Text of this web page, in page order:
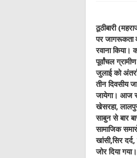
ठूठीबारी
पर जागरूकता
रवाना किया।
पूर्वांचल
जुलाई को
तीन दिवसीय
जायेगा। आज
खेसरहा,
साबुन से बार
सामाजिक
खांसी,सिर
जोर दिया गया।